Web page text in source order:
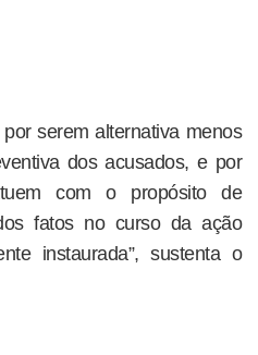
serem alternativa menos
dos acusados, e por
com o propósito de
fatos no curso da ação
instaurada”, sustenta o